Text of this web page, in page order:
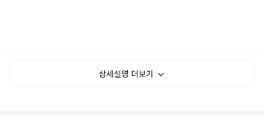
상세설명 더보기